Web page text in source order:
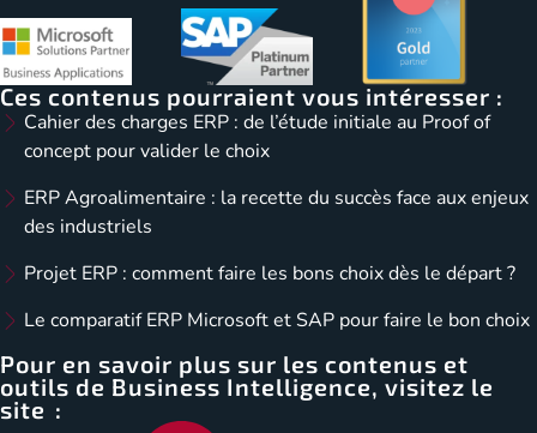
Ces contenus pourraient vous intéresser :
Cahier des charges ERP : de l’étude initiale au Proof of
concept pour valider le choix
ERP Agroalimentaire : la recette du succès face aux enjeux
des industriels
Projet ERP : comment faire les bons choix dès le départ ?
Le comparatif ERP Microsoft et SAP pour faire le bon choix
Pour en savoir plus sur les contenus et
outils de Business Intelligence, visitez le
site :